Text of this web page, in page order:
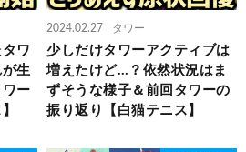
ワ
生
ー
2024.02.27 タワー
少しだけタワーアクティブは
増えたけど…？依然状況はま
ずそうな様子＆前回タワーの
振り返り【白猫テニス】